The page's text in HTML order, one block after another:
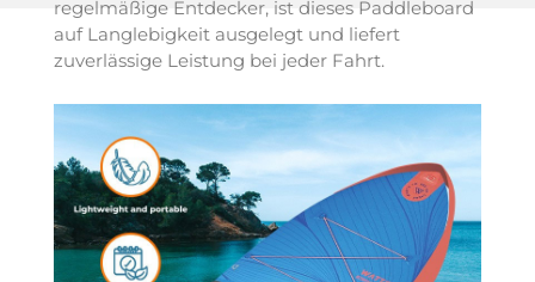
regelmäßige Entdecker, ist dieses Paddleboard
auf Langlebigkeit ausgelegt und liefert
zuverlässige Leistung bei jeder Fahrt.